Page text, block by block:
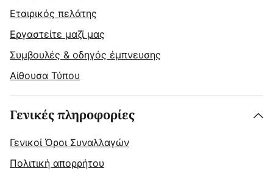
Εταιρικός πελάτης
Εργαστείτε μαζί μας
Συμβουλές & οδηγός έμπνευσης
Αίθουσα Τύπου
Γενικές πληροφορίες
Γενικοί Όροι Συναλλαγών
Πολιτική απορρήτου